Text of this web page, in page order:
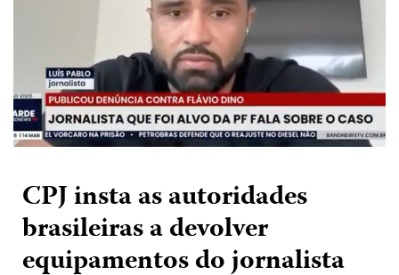
CPJ insta as autoridades
brasileiras a devolver
equipamentos do jornalista